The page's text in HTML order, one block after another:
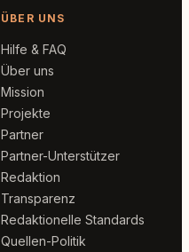
ÜBER UNS
Hilfe & FAQ
Über uns
Mission
Projekte
Partner
Partner-Unterstützer
Redaktion
Transparenz
Redaktionelle Standards
Quellen-Politik